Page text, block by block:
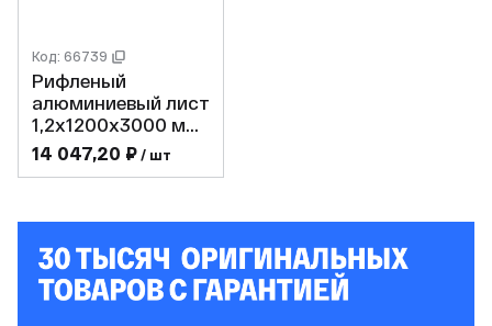
Код: 66739
Рифленый
алюминиевый лист
1,2х1200х3000 мм,
АМГ2Н2Р, Квинтет
14 047,20 ₽ / шт